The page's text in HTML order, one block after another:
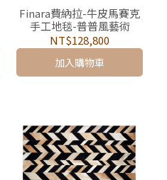
Finara費納拉-牛皮馬賽克
手工地毯-普普風藝術
NT$128,800
加入購物車